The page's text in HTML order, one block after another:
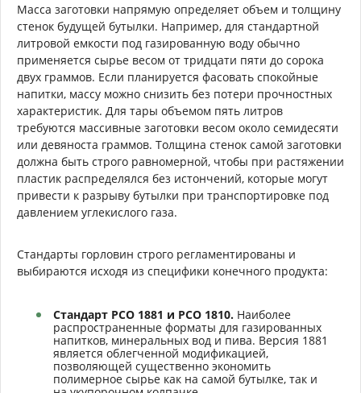
Масса заготовки напрямую определяет объем и толщину
стенок будущей бутылки. Например, для стандартной
литровой емкости под газированную воду обычно
применяется сырье весом от тридцати пяти до сорока
двух граммов. Если планируется фасовать спокойные
напитки, массу можно снизить без потери прочностных
характеристик. Для тары объемом пять литров
требуются массивные заготовки весом около семидесяти
или девяноста граммов. Толщина стенок самой заготовки
должна быть строго равномерной, чтобы при растяжении
пластик распределялся без истончений, которые могут
привести к разрыву бутылки при транспортировке под
давлением углекислого газа.
Стандарты горловин строго регламентированы и
выбираются исходя из специфики конечного продукта:
Стандарт PCO 1881 и PCO 1810. Наиболее
распространенные форматы для газированных
напитков, минеральных вод и пива. Версия 1881
является облегченной модификацией,
позволяющей существенно экономить
полимерное сырье как на самой бутылке, так и